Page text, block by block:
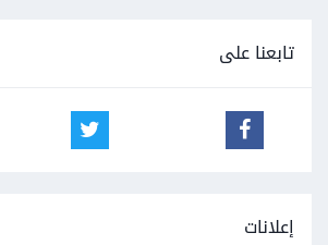
تابعنا على
إعلانات